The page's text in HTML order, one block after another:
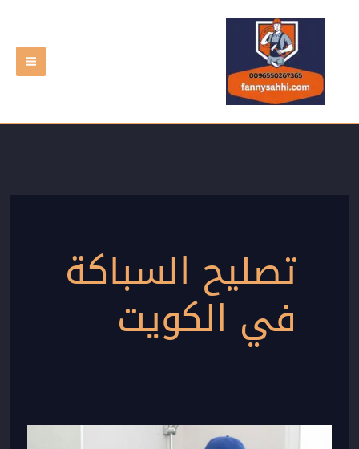
تخطي
المحتوى
تصليح السباكة
في الكويت